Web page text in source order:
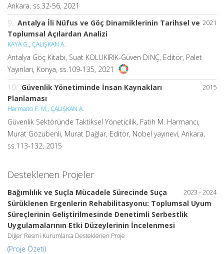
Ankara, ss.32-56, 2021
2021
9.
Antalya İli Nüfus ve Göç Dinamiklerinin Tarihsel ve
Toplumsal Açılardan Analizi
KAYA G., ÇALIŞKAN A.
Antalya Göç Kitabı, Suat KOLUKIRIK-Güven DİNÇ, Editör, Palet
Yayınları, Konya, ss.109-135, 2021
2015
10.
Güvenlik Yönetiminde İnsan Kaynakları
Planlaması
Harmancı F. M., ÇALIŞKAN A.
Güvenlik Sektöründe Taktiksel Yöneticilik, Fatih M. Harmancı,
Murat Gözübenli, Murat Dağlar, Editör, Nobel yayınevi, Ankara,
ss.113-132, 2015
Desteklenen Projeler
2023 - 2024
Bağımlılık ve Suçla Mücadele Sürecinde Suça
Sürüklenen Ergenlerin Rehabilitasyonu: Toplumsal Uyum
Süreçlerinin Geliştirilmesinde Denetimli Serbestlik
Uygulamalarının Etki Düzeylerinin İncelenmesi
Diğer Resmi Kurumlarca Desteklenen Proje
(Proje Özeti)